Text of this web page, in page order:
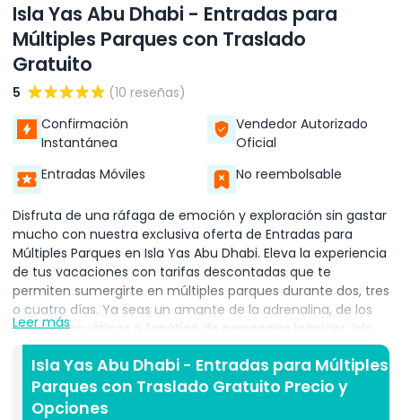
Isla Yas Abu Dhabi - Entradas para
Múltiples Parques con Traslado
Gratuito
5
(10 reseñas)
Confirmación
Instantánea
Vendedor Autorizado
Oficial
Entradas Móviles
No reembolsable
Disfruta de una ráfaga de emoción y exploración sin gastar
mucho con nuestra exclusiva oferta de Entradas para
Múltiples Parques en Isla Yas Abu Dhabi. Eleva la experiencia
de tus vacaciones con tarifas descontadas que te
permiten sumergirte en múltiples parques durante dos, tres
o cuatro días. Ya seas un amante de la adrenalina, de los
parques acuáticos o fanático de personajes icónicos, Isla
Yas promete una aventura inolvidable a una fracción del
costo.
Leer más
Isla Yas Abu Dhabi - Entradas para Múltiples
Parques con Traslado Gratuito Precio y
Opciones